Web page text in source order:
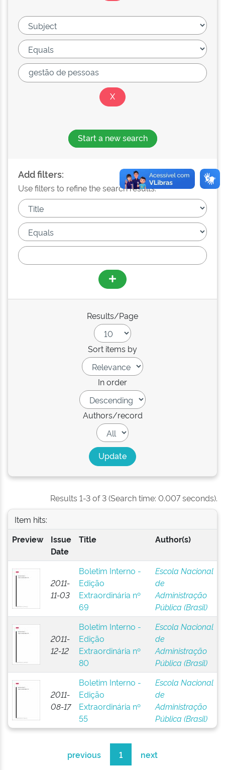
Start a new search
Add filters:
Use filters to refine the search results.
Results/Page
Sort items by
In order
Authors/record
Results 1-3 of 3 (Search time: 0.007 seconds).
Item hits:
Preview
Issue
Date
Title Author(s)
2011-
11-03
Boletim Interno -
Edição
Extraordinária nº
69
Escola Nacional
de
Administração
Pública (Brasil)
2011-
12-12
Boletim Interno -
Edição
Extraordinária nº
80
Escola Nacional
de
Administração
Pública (Brasil)
2011-
08-17
Boletim Interno -
Edição
Extraordinária nº
55
Escola Nacional
de
Administração
Pública (Brasil)
previous 1 next